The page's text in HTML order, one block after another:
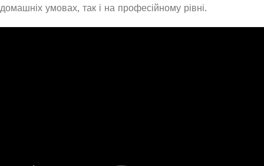
домашніх умовах, так і на професійному рівні.